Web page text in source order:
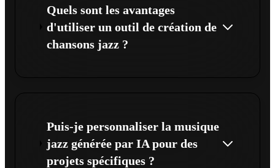
Quels sont les avantages
d'utiliser un outil de création de
chansons jazz ?
Puis-je personnaliser la musique
jazz générée par IA pour des
projets spécifiques ?